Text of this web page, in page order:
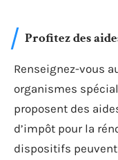
Profitez des
Renseignez-vous
organismes
proposent des
d’impôt pour la
dispositifs